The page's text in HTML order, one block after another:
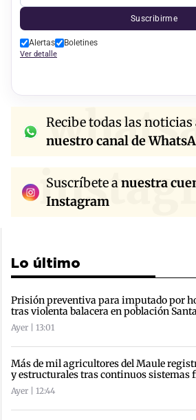
Suscribirme
Alertas Boletines
Ver detalle
Recibe todas las noticias
nuestro canal de
Suscríbete anuestra
Instagram
Lo último
Prisión preventiva para imputado por
tras violenta balacera en población
Ayer | 13:01
Más de mil agricultores del Maule
y estructurales tras continuos sistemas
Ayer | 12:44